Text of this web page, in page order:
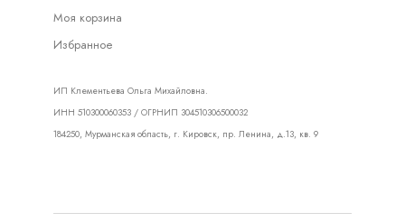
Моя корзина
Избранное
ИП Клементьева Ольга Михайловна.
ИНН 510300060353 / ОГРНИП 304510306500032
184250, Мурманская область, г. Кировск, пр. Ленина, д.13, кв. 9